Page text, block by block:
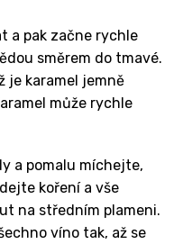
a pak začne rychle
směrem do tmavé.
je karamel jemně
může rychle
a pomalu míchejte,
koření a vše
na středním plameni.
víno tak, až se